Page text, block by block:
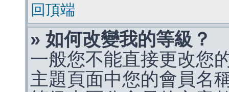
回頂端
» 如何改變我的等級？
一般您不能直接更改您
主題頁面中您的會員名